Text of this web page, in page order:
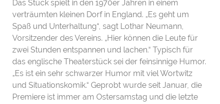
Das Stück spielt in den 1970er Jahren in einem
verträumten kleinen Dorf in England. „Es geht um
Spaß und Unterhaltung“, sagt Lothar Neumann,
Vorsitzender des Vereins. „Hier können die Leute für
zwei Stunden entspannen und lachen.“ Typisch für
das englische Theaterstück sei der feinsinnige Humor.
„Es ist ein sehr schwarzer Humor mit viel Wortwitz
und Situationskomik.“ Geprobt wurde seit Januar, die
Premiere ist immer am Ostersamstag und die letzte